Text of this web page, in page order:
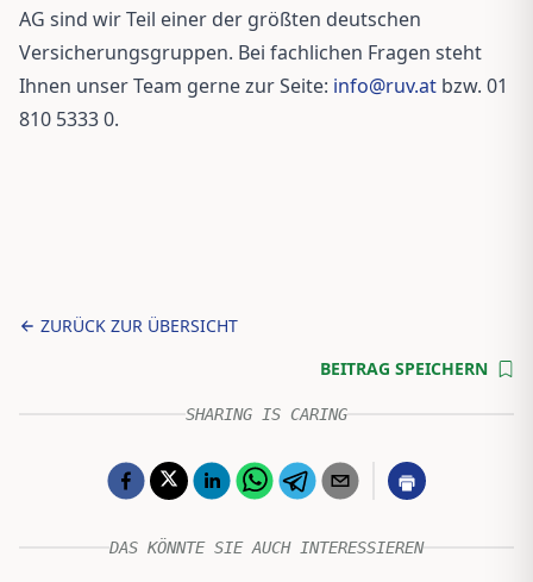
AG sind wir Teil einer der größten deutschen
Versicherungsgruppen. Bei fachlichen Fragen steht
Ihnen unser Team gerne zur Seite: info@ruv.at bzw. 01
810 5333 0.
ZURÜCK ZUR ÜBERSICHT
BEITRAG SPEICHERN
SHARING IS CARING
DAS KÖNNTE SIE AUCH INTERESSIEREN